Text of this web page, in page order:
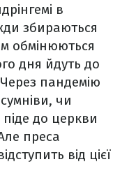
в
збираються
обмінюються
дня йдуть до
Через пандемію
чи
піде до церкви
преса
від цієї